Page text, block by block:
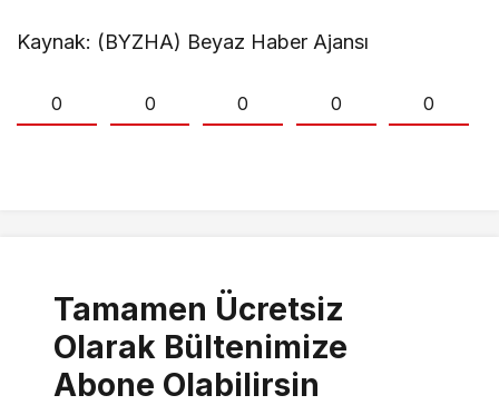
Kaynak: (BYZHA) Beyaz Haber Ajansı
0 0 0 0 0
Tamamen Ücretsiz
Olarak Bültenimize
Abone Olabilirsin